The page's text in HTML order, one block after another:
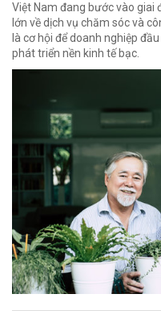
Việt Nam đang bước vào giai
lớn về dịch vụ chăm sóc và
là cơ hội để doanh nghiệp
phát triển nền kinh tế bạc.